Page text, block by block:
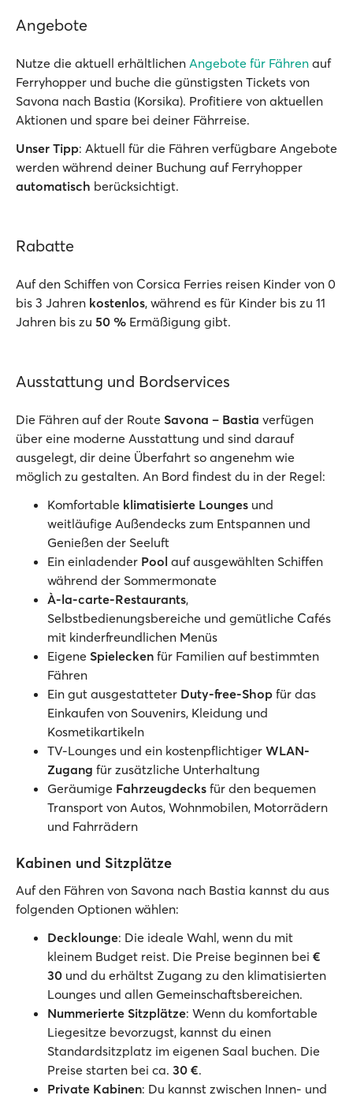
Angebote
Nutze die aktuell erhältlichen Angebote für Fähren auf
Ferryhopper und buche die günstigsten Tickets von
Savona nach Bastia (Korsika). Profitiere von aktuellen
Aktionen und spare bei deiner Fährreise.
Unser Tipp: Aktuell für die Fähren verfügbare Angebote
werden während deiner Buchung auf Ferryhopper
automatisch berücksichtigt.
Rabatte
Auf den Schiffen von Corsica Ferries reisen Kinder von 0
bis 3 Jahren kostenlos, während es für Kinder bis zu 11
Jahren bis zu 50 % Ermäßigung gibt.
Ausstattung und Bordservices
Die Fähren auf der Route Savona – Bastia verfügen
über eine moderne Ausstattung und sind darauf
ausgelegt, dir deine Überfahrt so angenehm wie
möglich zu gestalten. An Bord findest du in der Regel:
Komfortable klimatisierte Lounges und
weitläufige Außendecks zum Entspannen und
Genießen der Seeluft
Ein einladender Pool auf ausgewählten Schiffen
während der Sommermonate
À-la-carte-Restaurants,
Selbstbedienungsbereiche und gemütliche Cafés
mit kinderfreundlichen Menüs
Eigene Spielecken für Familien auf bestimmten
Fähren
Ein gut ausgestatteter Duty-free-Shop für das
Einkaufen von Souvenirs, Kleidung und
Kosmetikartikeln
TV-Lounges und ein kostenpflichtiger WLAN-
Zugang für zusätzliche Unterhaltung
Geräumige Fahrzeugdecks für den bequemen
Transport von Autos, Wohnmobilen, Motorrädern
und Fahrrädern
Kabinen und Sitzplätze
Auf den Fähren von Savona nach Bastia kannst du aus
folgenden Optionen wählen:
Decklounge: Die ideale Wahl, wenn du mit
kleinem Budget reist. Die Preise beginnen bei €
30 und du erhältst Zugang zu den klimatisierten
Lounges und allen Gemeinschaftsbereichen.
Nummerierte Sitzplätze: Wenn du komfortable
Liegesitze bevorzugst, kannst du einen
Standardsitzplatz im eigenen Saal buchen. Die
Preise starten bei ca. 30 €.
Private Kabinen: Du kannst zwischen Innen- und